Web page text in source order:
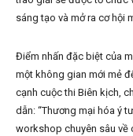
sáng tạo và mở ra cơ hội
Điểm nhấn đặc biệt của
một không gian mới mẻ
cạnh cuộc thi Biên kịch,
dẫn: “Thương mại hóa ý
workshop chuyên sâu về